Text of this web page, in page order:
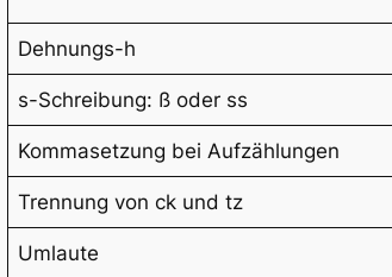
Dehnungs-h
s-Schreibung: ß oder ss
Kommasetzung bei Aufzählungen
Trennung von ck und tz
Umlaute